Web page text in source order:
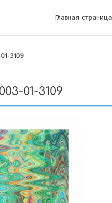
Главная страница
3109
01-3109